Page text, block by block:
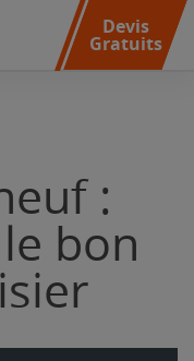
Devis
Gratuits
:
bon